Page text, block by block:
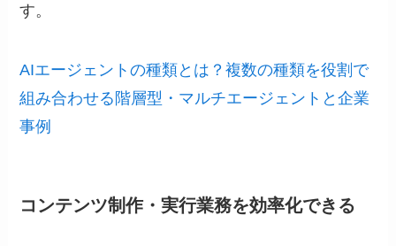
す。
AIエージェントの種類とは？複数の種類を役割で
組み合わせる階層型・マルチエージェントと企業
事例
コンテンツ制作・実行業務を効率化できる